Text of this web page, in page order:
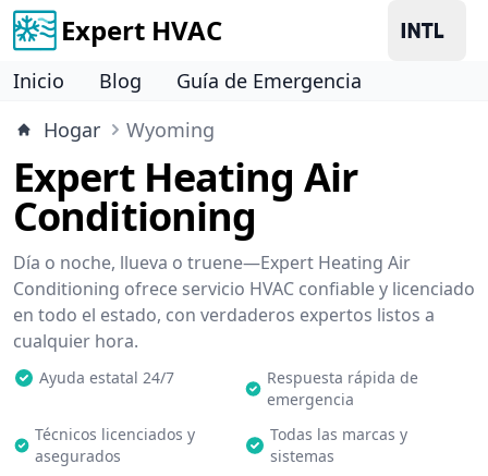
Expert HVAC
Inicio Blog
Guía de Emergencia
Hogar
Wyoming
Expert Heating Air
Conditioning
Día o noche, llueva o truene—Expert Heating Air
Conditioning ofrece servicio HVAC confiable y licenciado
en todo el estado, con verdaderos expertos listos a
cualquier hora.
Ayuda estatal 24/7
Respuesta rápida de
emergencia
Técnicos licenciados y
asegurados
Todas las marcas y
sistemas